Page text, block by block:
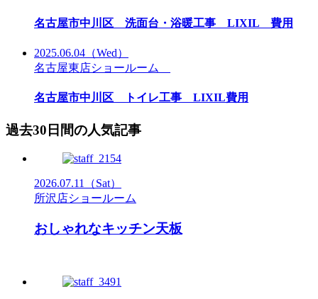
名古屋市中川区 洗面台・浴暖工事 LIXIL 費用
2025.06.04 （Wed）
名古屋東店ショールーム
名古屋市中川区 トイレ工事 LIXIL費用
過去30日間の人気記事
2026.07.11
（Sat）
所沢店ショールーム
おしゃれなキッチン天板